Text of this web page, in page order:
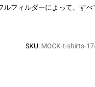
ルフィルダーによって、す
SKU: MOCK-t-shirts-